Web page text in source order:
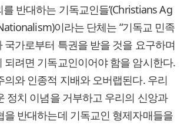
를 반대하는 기독교인들’(Christians Ag
이라는 단체는 “기독교 민족
국가로부터 특권을 받을 것을 요구하며
되려면 기독교인이어야 함을 암시한다.
의와 인종적 지배와 오버랩된다. 우리
정치 이념을 거부하고 우리의 신앙과
을 반대하는데 기독교인 형제자매들을